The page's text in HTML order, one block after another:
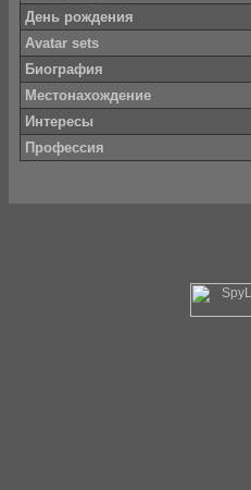
День рождения
Avatar sets
Биография
Местонахождение
Интересы
Профессия